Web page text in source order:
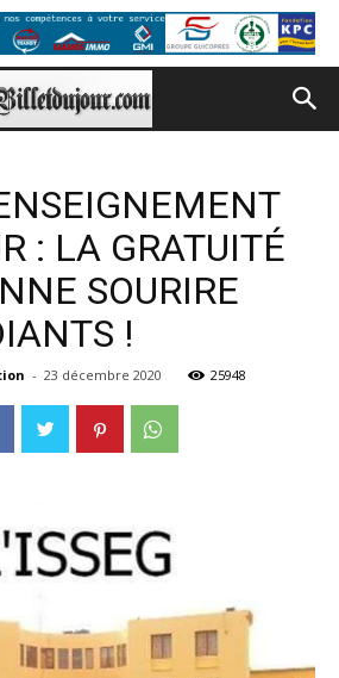
: LA GRATUITÉ
SOURIRE
!
- 23 décembre 2020 25948